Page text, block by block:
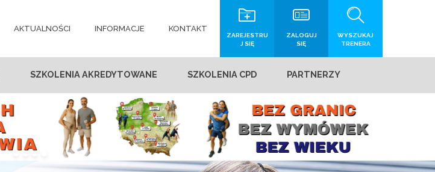
AKTUALNOŚCI INFORMACJE KONTAKT
WYSZUKAJ
TRENERA
ZALOGUJ
SIĘ
ZAREJESTRU
J SIĘ
SZKOLENIA AKREDYTOWANE SZKOLENIA CPD PARTNERZY